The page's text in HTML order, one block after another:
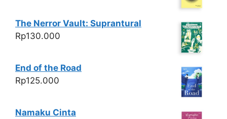
The Nerror Vault: Suprantural
Rp130.000
End of the Road
Rp125.000
Namaku Cinta